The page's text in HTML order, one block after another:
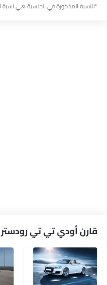
*النسبة المذكورة في الحاسبة هي
قارن أودي تي تي